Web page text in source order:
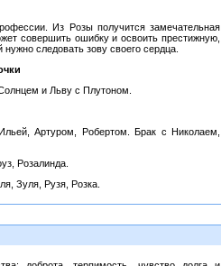
Из Розы получится замечательная
совершить ошибку и освоить престижную,
следовать зову своего сердца.
и Льву с Плутоном.
Артуром, Робертом. Брак с Николаем,
Розалинда.
Зуля, Рузя, Розка.